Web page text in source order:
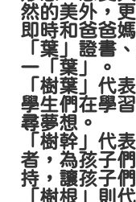
然的美外，
即時和爸爸
「葉」證書
一「葉」。
「樹葉」代
學生們在學
尋夢想。
「樹幹」代
者，為孩子
持，讓孩子
「樹根」則